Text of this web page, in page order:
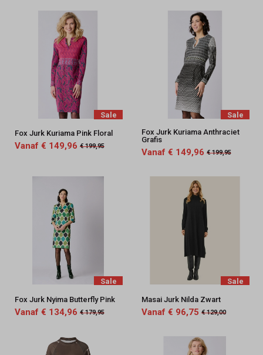
Sale
Fox Jurk Kuriama Pink Floral
Vanaf € 149,96 € 199,95
Sale
Fox Jurk Kuriama Anthraciet
Grafis
Vanaf € 149,96 € 199,95
Sale
Fox Jurk Nyima Butterfly Pink
Vanaf € 134,96 € 179,95
Sale
Masai Jurk Nilda Zwart
Vanaf € 96,75 € 129,00